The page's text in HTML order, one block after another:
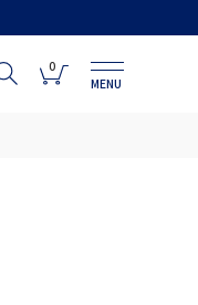
0
MENU